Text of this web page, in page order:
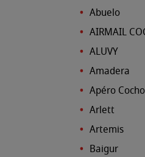
Abuelo
AIRMAIL
ALUVY
Amadera
Apéro
Arlett
Artemis
Baigur